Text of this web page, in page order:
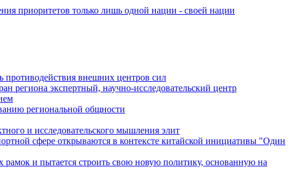
приоритетов только лишь одной нации - своей нации
противодействия внешних центров сил
региона экспертный, научно-исследовательский центр
региональной общности
и исследовательского мышления элит
сфере открываются в контексте китайской инициативы "Один
и пытается строить свою новую политику, основанную на